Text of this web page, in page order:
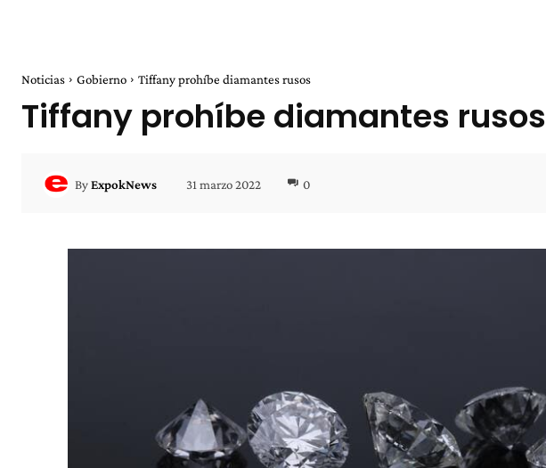
Noticias Gobierno Tiffany prohíbe diamantes rusos
Tiffany prohíbe diamantes rusos
ByExpokNews 31 marzo 2022 0